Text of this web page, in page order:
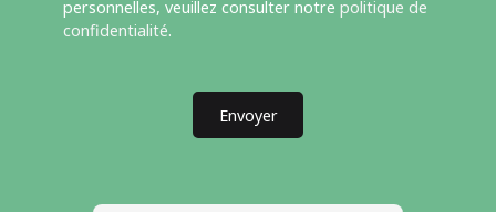
personnelles, veuillez consulter notre politique de
confidentialité.
Envoyer